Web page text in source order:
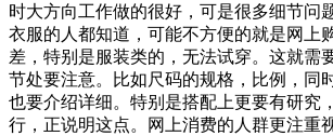
时大方向工作做的很好，可是很多细节问
衣服的人都知道，可能不方便的就是网上
差，特别是服装类的，无法试穿。这就需
节处要注意。比如尺码的规格，比例，同
也要介绍详细。特别是搭配上更要有研究
行，正说明这点。网上消费的人群更注重